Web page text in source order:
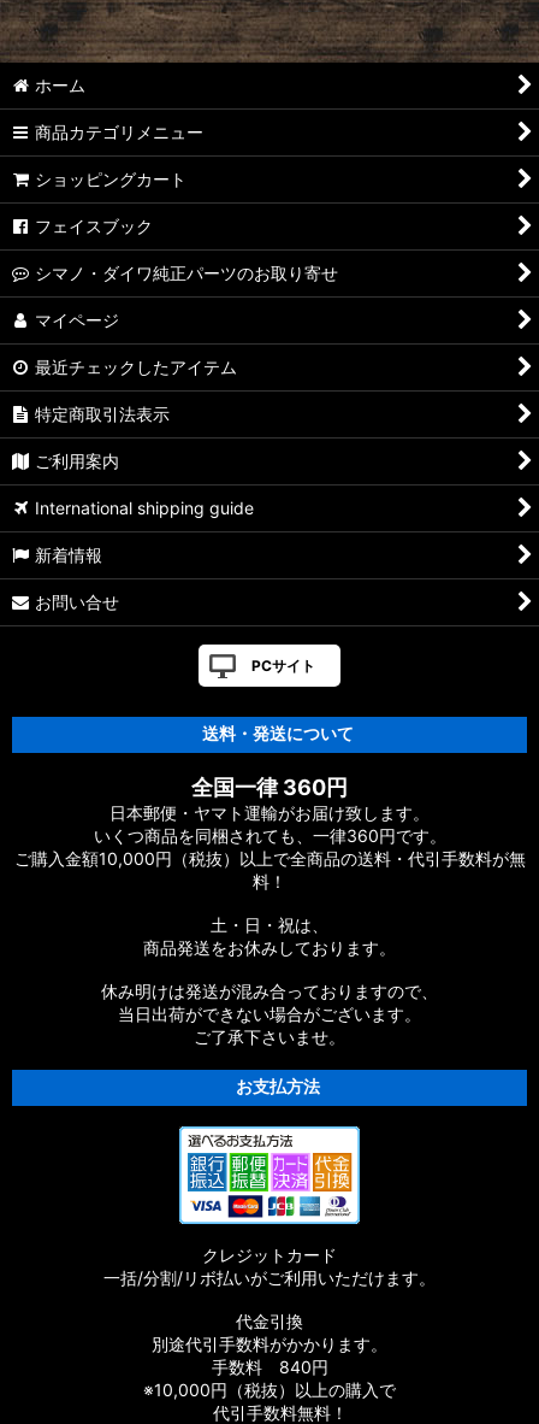
ホーム
商品カテゴリメニュー
ショッピングカート
フェイスブック
シマノ・ダイワ純正パーツのお取り寄せ
マイページ
最近チェックしたアイテム
特定商取引法表示
ご利用案内
International shipping guide
新着情報
お問い合せ
PCサイト
送料・発送について
全国一律 360円
日本郵便・ヤマト運輸がお届け致します。
いくつ商品を同梱されても、一律360円です。
ご購入金額10,000円（税抜）以上で全商品の送料・代引手数料が無
料！
土・日・祝は、
商品発送をお休みしております。
休み明けは発送が混み合っておりますので、
当日出荷ができない場合がございます。
ご了承下さいませ。
お支払方法
クレジットカード
一括/分割/リボ払いがご利用いただけます。
代金引換
別途代引手数料がかかります。
手数料 840円
※10,000円（税抜）以上の購入で
代引手数料無料！